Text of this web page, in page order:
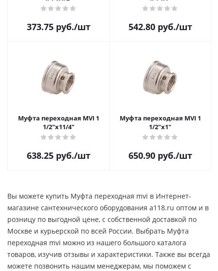
373.75руб./шт 542.80руб./шт
Муфта переходная MVI 1
1/2"х11/4"
638.25руб./шт
Муфта переходная MVI 1
1/2"х1"
650.90руб./шт
Вы можете купить Муфта переходная mvi в Интернет-
магазине сантехнического оборудования a118.ru оптом и в
розницу по выгодной цене, c собственной доставкой по
Москве и курьерской по всей России. Выбрать Муфта
переходная mvi можно из нашего большого каталога
товаров, изучив отзывы и характеристики. Также вы всегда
можете позвонить нашим менеджерам, мы поможем с